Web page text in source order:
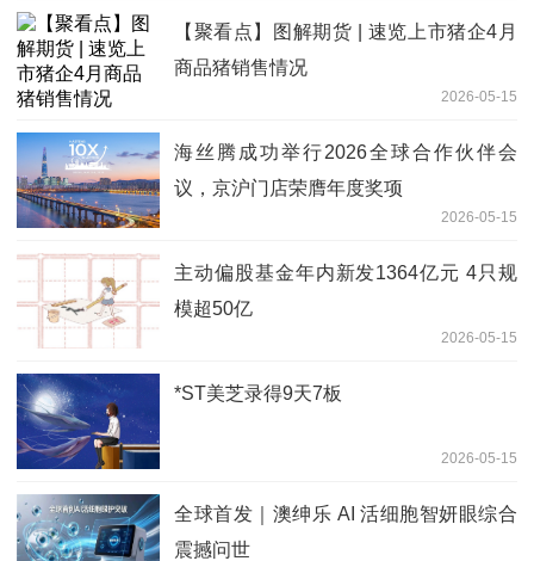
【聚看点】图解期货 | 速览上市猪企4月
商品猪销售情况
2026-05-15
海丝腾成功举行2026全球合作伙伴会
议，京沪门店荣膺年度奖项
2026-05-15
主动偏股基金年内新发1364亿元 4只规
模超50亿
2026-05-15
*ST美芝录得9天7板
2026-05-15
全球首发｜澳绅乐 AI 活细胞智妍眼综合
震撼问世